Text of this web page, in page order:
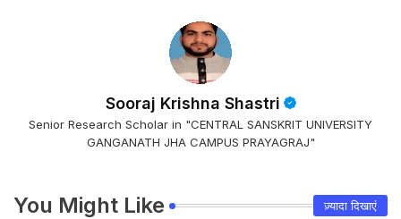
Sooraj Krishna Shastri
Senior Research Scholar in "CENTRAL SANSKRIT UNIVERSITY
GANGANATH JHA CAMPUS PRAYAGRAJ"
You Might Like ज़्यादा दिखाएं